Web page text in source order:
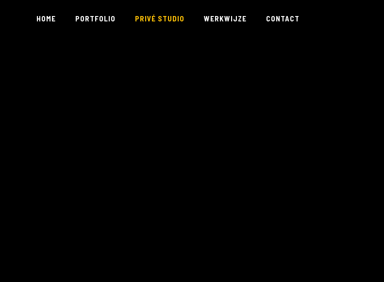
HOME PORTFOLIO PRIVÉ STUDIO WERKWIJZE CONTACT